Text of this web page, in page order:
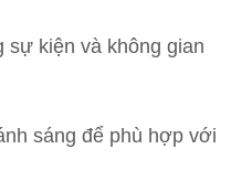
kiện và không gian
sáng để phù hợp với